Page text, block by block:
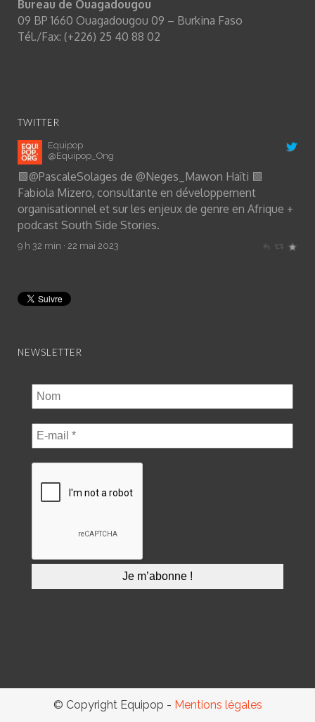
Bureau de Ouagadougou
09 BP 1660 Ouagadougou 09 – Burkina Faso
Tél./Fax: (+226) 25 40 88 02
TWITTER
Equipop
@Equipop_Ong
🟩@PascaleSolages de @Neges_Mawon Haïti 🟩
Fabiola Mizero, consultante en développement
organisationnel et sur les enjeux de genre en Afrique +
podcast South Side Stories.
9 h 32 min · 22 mai 2023
NEWSLETTER
© Copyright Equipop - Mentions légales